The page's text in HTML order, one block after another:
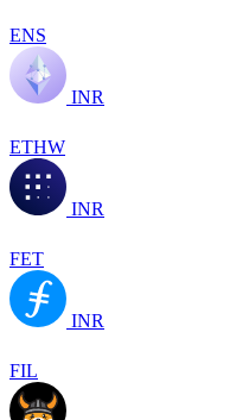
ENS
INR
ETHW
INR
FET
INR
FIL